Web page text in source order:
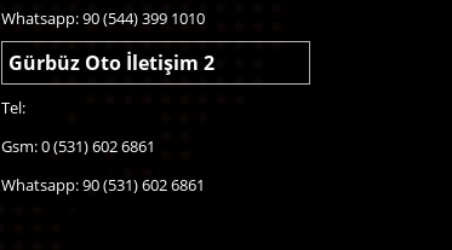
Whatsapp: 90 (544) 399 1010
Gürbüz Oto İletişim 2
Tel:
Gsm: 0 (531) 602 6861
Whatsapp: 90 (531) 602 6861